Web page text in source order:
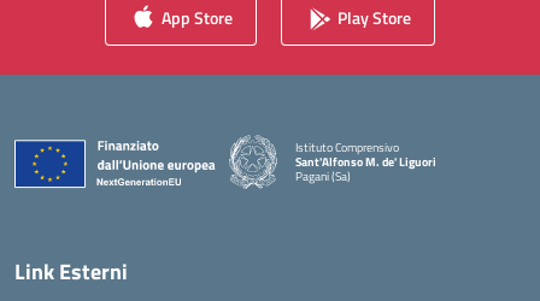
App Store Play Store
Istituto Comprensivo
Sant'Alfonso M. de' Liguori
Pagani (Sa)
— Visita la pagina iniziale della scuola
Link Esterni